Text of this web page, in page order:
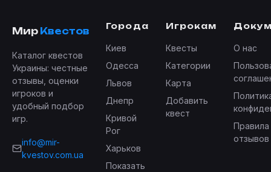
Мир Квестов
Каталог квестов
Украины: честные
отзывы, оценки
игроков и
удобный подбор
игр.
info@mir-
kvestov.com.ua
Города
Киев
Одесса
Львов
Днепр
Кривой
Рог
Харьков
Показать
Игрокам
Квесты
Категории
Карта
Добавить
квест
О нас
отзывов